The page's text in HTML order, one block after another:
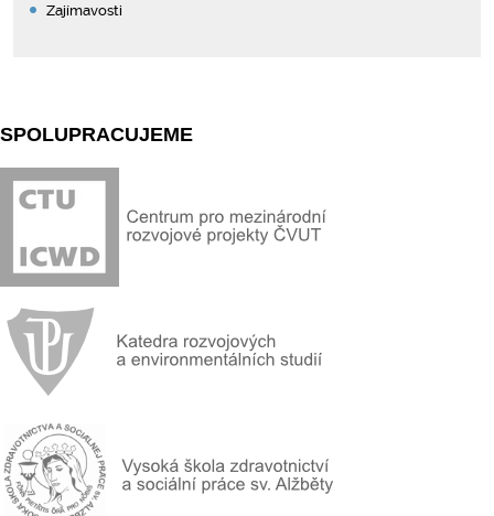
Zajímavosti
SPOLUPRACUJEME